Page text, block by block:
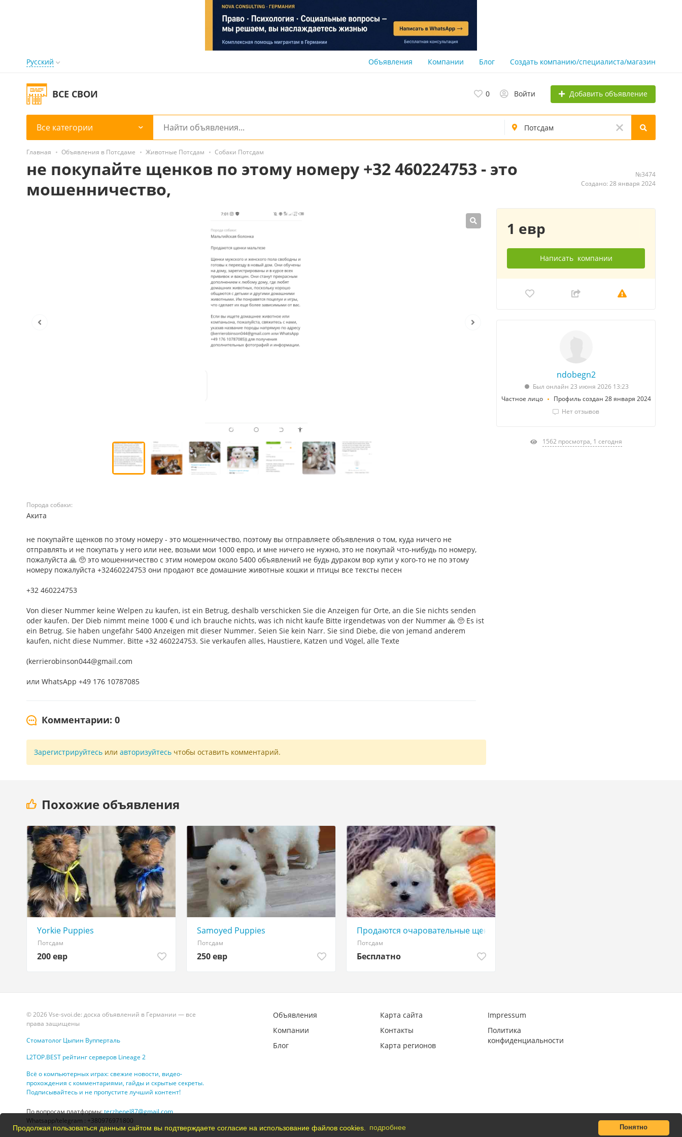
Продолжая пользоваться данным сайтом вы подтверждаете согласие на использование файлов cookies. подробнее Понятно
Русский Объявления Компании Блог Создать компанию/специалиста/магазин
ВСЕ СВОИ 0 Войти Добавить объявление
Все категории
Главная Объявления в Потсдаме Животные Потсдам Собаки Потсдам
не покупайте щенков по этому номеру +32 460224753 - это
мошенничество,
№3474
Создано: 28 января 2024
Порода собаки:
Акита
не покупайте щенков по этому номеру - это мошенничество, поэтому вы отправляете объявления о том, куда ничего не
отправлять и не покупать у него или нее, возьми мои 1000 евро, и мне ничего не нужно, это не покупай что-нибудь по номеру,
пожалуйста 🙏 🥺 это мошенничество с этим номером около 5400 объявлений не будь дураком вор купи у кого-то не по этому
номеру пожалуйста +32460224753 они продают все домашние животные кошки и птицы все тексты песен
+32 460224753
Von dieser Nummer keine Welpen zu kaufen, ist ein Betrug, deshalb verschicken Sie die Anzeigen für Orte, an die Sie nichts senden
oder kaufen. Der Dieb nimmt meine 1000 € und ich brauche nichts, was ich nicht kaufe Bitte irgendetwas von der Nummer 🙏 🥺 Es ist
ein Betrug. Sie haben ungefähr 5400 Anzeigen mit dieser Nummer. Seien Sie kein Narr. Sie sind Diebe, die von jemand anderem
kaufen, nicht diese Nummer. Bitte +32 460224753. Sie verkaufen alles, Haustiere, Katzen und Vögel, alle Texte
(kerrierobinson044@gmail.com
или WhatsApp +49 176 10787085
Комментарии: 0
Зарегистрируйтесь или авторизуйтесь чтобы оставить комментарий.
1 евр
Написать компании
ndobegn2
Был онлайн 23 июня 2026 13:23
Частное лицо
Профиль создан 28 января 2024
Нет отзывов
1562 просмотра, 1 сегодня
Похожие объявления
Yorkie Puppies
Потсдам
200 евр
Samoyed Puppies
Потсдам
250 евр
Продаются очаровательные щенки мальтийской болонки.
Потсдам
Бесплатно
© 2026 Vse-svoi.de: доска объявлений в Германии — все
права защищены
Стоматолог Цыпин Вупперталь
L2TOP.BEST рейтинг серверов Lineage 2
Всё о компьютерных играх: свежие новости, видео-
прохождения с комментариями, гайды и скрытые секреты.
Подписывайтесь и не пропустите лучший контент!
Объявления
Компании
Блог
Карта сайта
Контакты
Карта регионов
Impressum
Политика
конфиденциальности
По вопросам платформы:terzhenel87@gmail.com
Whatsapp/telegram : +380976971800